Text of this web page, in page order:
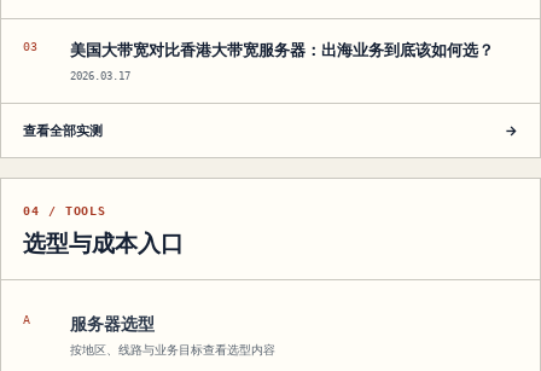
03 美国大带宽对比香港大带宽服务器：出海业务到底该如何选？
2026.03.17
查看全部实测 →
04 / TOOLS
选型与成本入口
A 服务器选型
按地区、线路与业务目标查看选型内容